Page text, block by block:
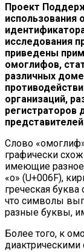
Проект
использования
исследования
приведены
омоглифов,
различных
организаций,
регистраторов
Слово
графически
имеющие разное
«о» (U+006F),
греческая
что символы
разные буквы,
Более того, к